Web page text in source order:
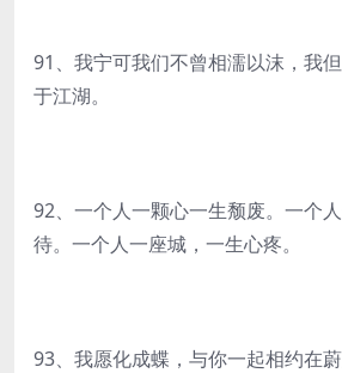
91、我宁可我们不曾相濡以沫，我
于江湖。
92、一个人一颗心一生颓废。一个
待。一个人一座城，一生心疼。
93、我愿化成蝶，与你一起相约在蔚